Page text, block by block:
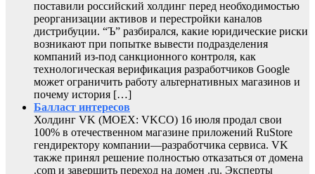
поставили российский холдинг перед необходимостью
реорганизации активов и перестройки каналов
дистрибуции. “Ъ” разбирался, какие юридические риски
возникают при попытке вывести подразделения
компаний из-под санкционного контроля, как
технологическая верификация разработчиков Google
может ограничить работу альтернативных магазинов и
почему история […]
Балласт интересов
Холдинг VK (MOEX: VKCO) 16 июля продал свои
100% в отечественном магазине приложений RuStore
гендиректору компании—разработчика сервиса. VK
также принял решение полностью отказаться от домена
.com и завершить переход на домен .ru. Эксперты